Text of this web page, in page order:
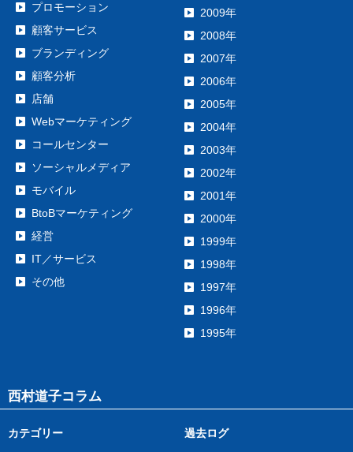
プロモーション
顧客サービス
ブランディング
顧客分析
店舗
Webマーケティング
コールセンター
ソーシャルメディア
モバイル
BtoBマーケティング
経営
IT／サービス
その他
2009年
2008年
2007年
2006年
2005年
2004年
2003年
2002年
2001年
2000年
1999年
1998年
1997年
1996年
1995年
西村道子コラム
カテゴリー 過去ログ